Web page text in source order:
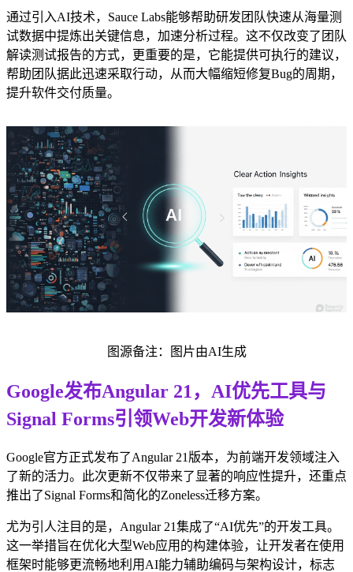
通过引入AI技术，Sauce Labs能够帮助研发团队快速从海量测
试数据中提炼出关键信息，加速分析过程。这不仅改变了团队
解读测试报告的方式，更重要的是，它能提供可执行的建议，
帮助团队据此迅速采取行动，从而大幅缩短修复Bug的周期，
提升软件交付质量。
图源备注：图片由AI生成
Google发布Angular 21，AI优先工具与
Signal Forms引领Web开发新体验
Google官方正式发布了Angular 21版本，为前端开发领域注入
了新的活力。此次更新不仅带来了显著的响应性提升，还重点
推出了Signal Forms和简化的Zoneless迁移方案。
尤为引人注目的是，Angular 21集成了“AI优先”的开发工具。
这一举措旨在优化大型Web应用的构建体验，让开发者在使用
框架时能够更流畅地利用AI能力辅助编码与架构设计，标志